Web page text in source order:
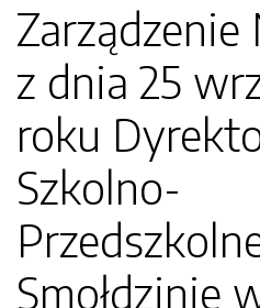
Zarządzenie
z dnia 25
roku
Szkolno-
Smołdzinie